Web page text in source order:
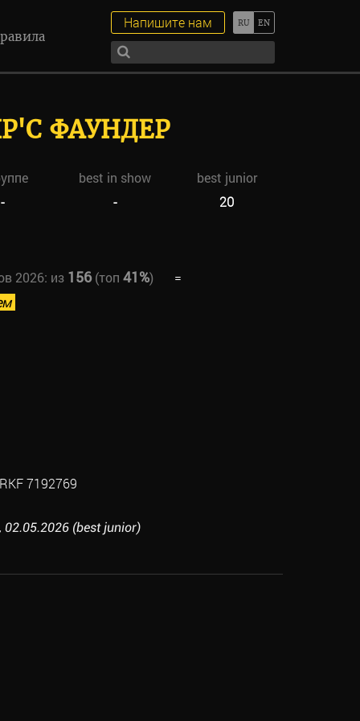
Напишите нам
ФАУНДЕР
best in show
best junior
-
- 20
2026: из 156(топ 41%)
=
7192769
(best junior)